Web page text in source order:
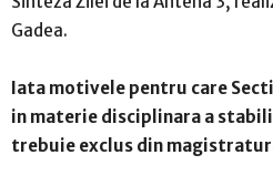
Gadea.
Iata motivele pentru care
in materie disciplinara a
trebuie exclus din